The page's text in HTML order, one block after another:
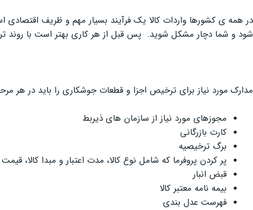
در همه ی کشورها واردات کالا یک فرآیند بسیار مهم و ظریف
شود و شما دچار مشکل شوید. پس قبل از هر کاری بهتر است با روند
مدارک مورد نیاز برای ترخیص اجزا و قطعات جوشکاری را باید در هر
مجوزهای مورد نیاز از سازمان های ذیربط
کارت بازرگانی
برگ ترخیصیه
پر کردن پروفرما که شامل نوع کالا، مدت اعتبار و مبدا کالا،
قبض انبار
بیمه نامه معتبر کالا
فهرست عدل بندی